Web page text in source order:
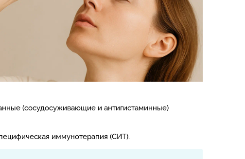
(сосудосуживающие и антигистаминные)
иммунотерапия (СИТ).